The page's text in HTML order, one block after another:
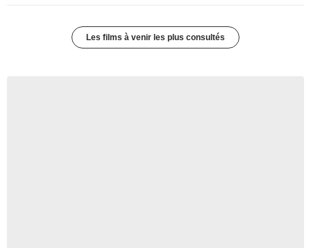
Les films à venir les plus consultés